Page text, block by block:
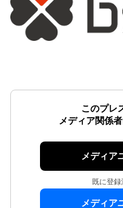
このプレ
メディア関係
メディア
既に登録
メディア